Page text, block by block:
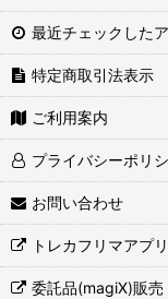
最近チェックした
特定商取引法表示
ご利用案内
プライバシーポリ
お問い合わせ
トレカフリマアプ
委託品(magiX)販売